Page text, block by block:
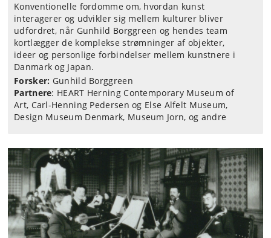
Konventionelle fordomme om, hvordan kunst
interagerer og udvikler sig mellem kulturer bliver
udfordret, når Gunhild Borggreen og hendes team
kortlægger de komplekse strømninger af objekter,
ideer og personlige forbindelser mellem kunstnere i
Danmark og Japan.
Forsker: Gunhild Borggreen
Partnere: HEART Herning Contemporary Museum of
Art, Carl-Henning Pedersen og Else Alfelt Museum,
Design Museum Denmark, Museum Jorn, og andre